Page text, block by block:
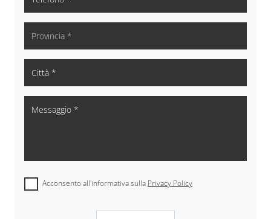
Acconsento all'informativa sulla Privacy Policy